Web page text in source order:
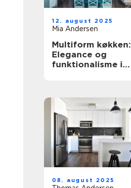
12. august 2025
Mia Andersen
Multiform køkken:
Elegance og
funktionalisme i
08. august 2025